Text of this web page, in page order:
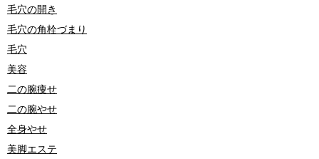
毛穴の開き
毛穴の角栓づまり
毛穴
美容
二の腕痩せ
二の腕やせ
全身やせ
美脚エステ